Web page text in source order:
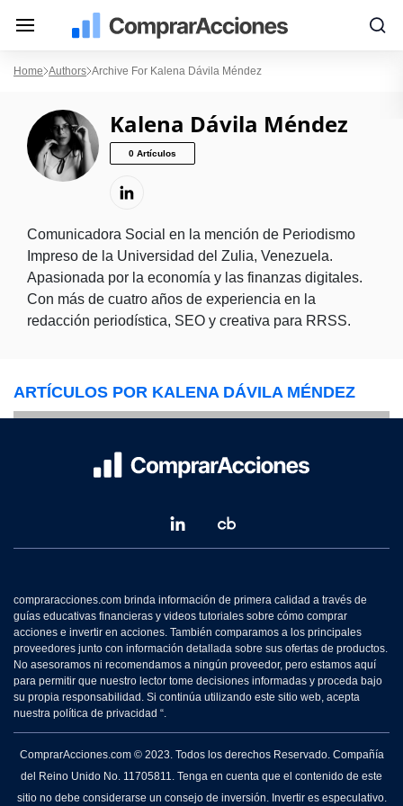
Home Authors Archive For Kalena Dávila Méndez
Kalena Dávila Méndez
0 Artículos
Comunicadora Social en la mención de Periodismo
Impreso de la Universidad del Zulia, Venezuela.
Apasionada por la economía y las finanzas digitales.
Con más de cuatro años de experiencia en la
redacción periodística, SEO y creativa para RRSS.
ARTÍCULOS POR KALENA DÁVILA MÉNDEZ
compraracciones.com brinda información de primera calidad a través de
guías educativas financieras y videos tutoriales sobre cómo comprar
acciones e invertir en acciones. También comparamos a los principales
proveedores junto con información detallada sobre sus ofertas de productos.
No asesoramos ni recomendamos a ningún proveedor, pero estamos aquí
para permitir que nuestro lector tome decisiones informadas y proceda bajo
su propia responsabilidad. Si continúa utilizando este sitio web, acepta
nuestra política de privacidad “.
ComprarAcciones.com © 2023. Todos los derechos Reservado. Compañía
del Reino Unido No. 11705811. Tenga en cuenta que el contenido de este
sitio no debe considerarse un consejo de inversión. Invertir es especulativo.